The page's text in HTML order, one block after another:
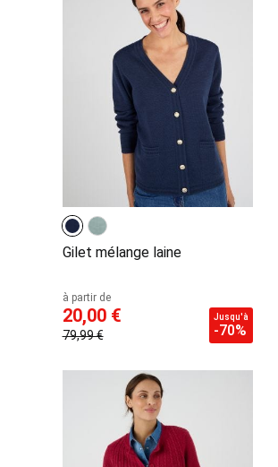
Gilet mélange laine
à partir de
20,00 €
79,99 €
Jusqu'à
-70%